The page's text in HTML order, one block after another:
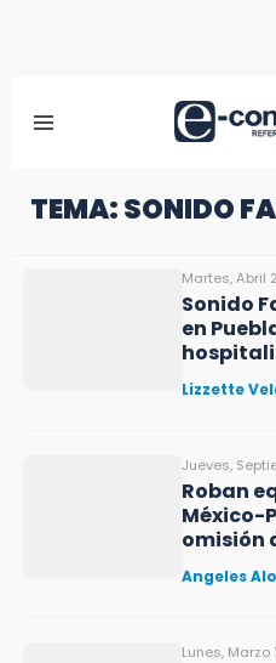
TEMA: SONIDO
Martes, Abril
Sonido
en
Lizzette
Jueves,
Roban
México-
omisión
Angeles
Lunes, Marzo